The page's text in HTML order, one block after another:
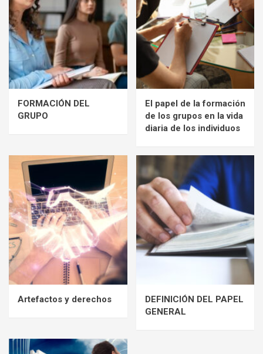
FORMACIÓN DEL
GRUPO
El papel de la formación
de los grupos en la vida
diaria de los individuos
Artefactos y derechos
DEFINICIÓN DEL PAPEL
GENERAL